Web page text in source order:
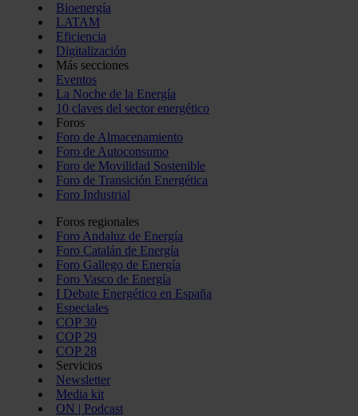
Bioenergía
LATAM
Eficiencia
Digitalización
Más secciones
Eventos
La Noche de la Energía
10 claves del sector energético
Foros
Foro de Almacenamiento
Foro de Autoconsumo
Foro de Movilidad Sostenible
Foro de Transición Energética
Foro Industrial
Foros regionales
Foro Andaluz de Energía
Foro Catalán de Energía
Foro Gallego de Energía
Foro Vasco de Energía
I Debate Energético en España
Especiales
COP 30
COP 29
COP 28
Servicios
Newsletter
Media kit
ON | Podcast